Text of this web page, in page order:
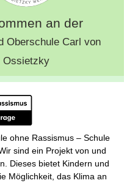
an der
Oberschule Carl von
Ossietzky
ohne Rassismus – Schule
sind ein Projekt von und
Dieses bietet Kindern und
Möglichkeit, das Klima an